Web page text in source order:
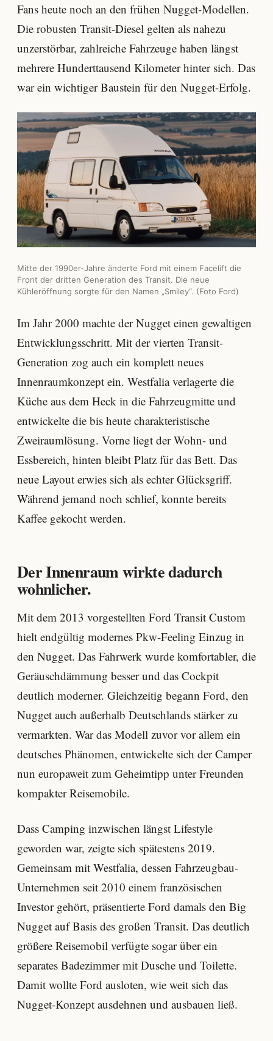
Fans heute noch an den frühen Nugget-Modellen.
Die robusten Transit-Diesel gelten als nahezu
unzerstörbar, zahlreiche Fahrzeuge haben längst
mehrere Hunderttausend Kilometer hinter sich. Das
war ein wichtiger Baustein für den Nugget-Erfolg.
Mitte der 1990er-Jahre änderte Ford mit einem Facelift die
Front der dritten Generation des Transit. Die neue
Kühleröffnung sorgte für den Namen „Smiley“. (Foto Ford)
Im Jahr 2000 machte der Nugget einen gewaltigen
Entwicklungsschritt. Mit der vierten Transit-
Generation zog auch ein komplett neues
Innenraumkonzept ein. Westfalia verlagerte die
Küche aus dem Heck in die Fahrzeugmitte und
entwickelte die bis heute charakteristische
Zweiraumlösung. Vorne liegt der Wohn- und
Essbereich, hinten bleibt Platz für das Bett. Das
neue Layout erwies sich als echter Glücksgriff.
Während jemand noch schlief, konnte bereits
Kaffee gekocht werden.
Der Innenraum wirkte dadurch
wohnlicher.
Mit dem 2013 vorgestellten Ford Transit Custom
hielt endgültig modernes Pkw-Feeling Einzug in
den Nugget. Das Fahrwerk wurde komfortabler, die
Geräuschdämmung besser und das Cockpit
deutlich moderner. Gleichzeitig begann Ford, den
Nugget auch außerhalb Deutschlands stärker zu
vermarkten. War das Modell zuvor vor allem ein
deutsches Phänomen, entwickelte sich der Camper
nun europaweit zum Geheimtipp unter Freunden
kompakter Reisemobile.
Dass Camping inzwischen längst Lifestyle
geworden war, zeigte sich spätestens 2019.
Gemeinsam mit Westfalia, dessen Fahrzeugbau-
Unternehmen seit 2010 einem französischen
Investor gehört, präsentierte Ford damals den Big
Nugget auf Basis des großen Transit. Das deutlich
größere Reisemobil verfügte sogar über ein
separates Badezimmer mit Dusche und Toilette.
Damit wollte Ford ausloten, wie weit sich das
Nugget-Konzept ausdehnen und ausbauen ließ.